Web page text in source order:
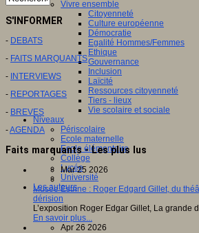
Vivre ensemble
Citoyenneté
Culture européenne
Démocratie
Egalité Hommes/Femmes
Ethique
Gouvernance
Inclusion
Laïcité
Ressources citoyenneté
Tiers - lieux
Vie scolaire et sociale
Niveaux
Périscolaire
Ecole maternelle
Ecole élémentaire
Collège
Lycée
Université
Les auteurs
S'INFORMER
- DEBATS
- FAITS MARQUANTS
- INTERVIEWS
- REPORTAGES
- BREVES
-AGENDA
Faits marquants - Les plus lus
Mar 25 2026
Musée Estrine : Roger Edgard Gillet, du
dérision
L’exposition Roger Edgar Gillet, La grande
En savoir plus...
Apr 26 2026